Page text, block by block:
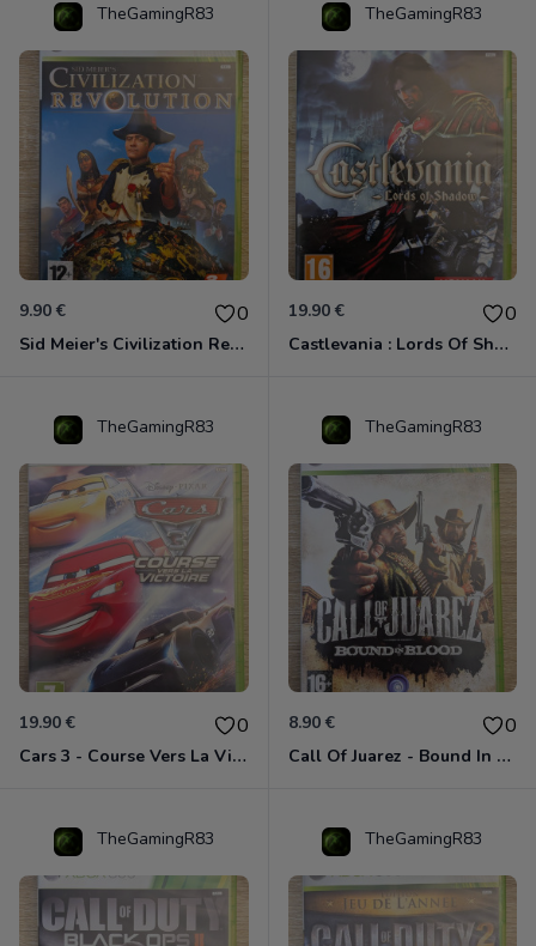
TheGamingR83
9.90 € 0
Sid Meier's Civilization Revolution Xbox 360
TheGamingR83
19.90 € 0
Castlevania : Lords Of Shadow Xbox 360
TheGamingR83
19.90 € 0
Cars 3 - Course Vers La Victoire Xbox 360
TheGamingR83
8.90 € 0
Call Of Juarez - Bound In Blood Xbox 360
TheGamingR83 TheGamingR83